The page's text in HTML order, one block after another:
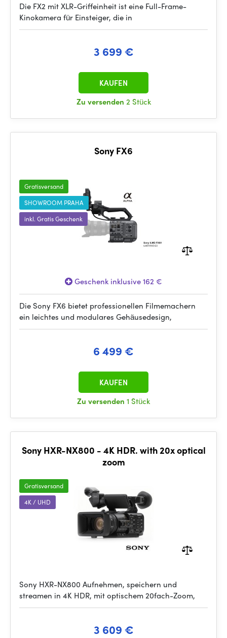
Die FX2 mit XLR-Griffeinheit ist eine Full-Frame-
Kinokamera für Einsteiger, die in
3 699 €
Zu versenden 2 Stück
KAUFEN
Sony FX6
Gratisversand
SHOWROOM PRAHA
inkl. Gratis Geschenk
Geschenk inklusive 162 €
Die Sony FX6 bietet professionellen Filmemachern
ein leichtes und modulares Gehäusedesign,
6 499 €
Zu versenden 1 Stück
KAUFEN
Sony HXR-NX800 - 4K HDR. with 20x optical
zoom
Gratisversand
4K / UHD
Sony HXR-NX800 Aufnehmen, speichern und
streamen in 4K HDR, mit optischem 20fach-Zoom,
3 609 €